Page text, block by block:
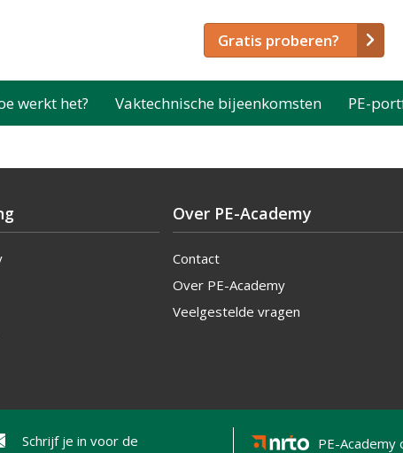
Gratis proberen?
werkt het? Vaktechnische bijeenkomsten PE-
Over PE-Academy
Contact
Over PE-Academy
Veelgestelde vragen
Schrijf je in voor de
PE-